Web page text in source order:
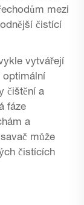
mezi
čistící
vytvářejí
optimální
čištění a
fáze
a
může
čistících